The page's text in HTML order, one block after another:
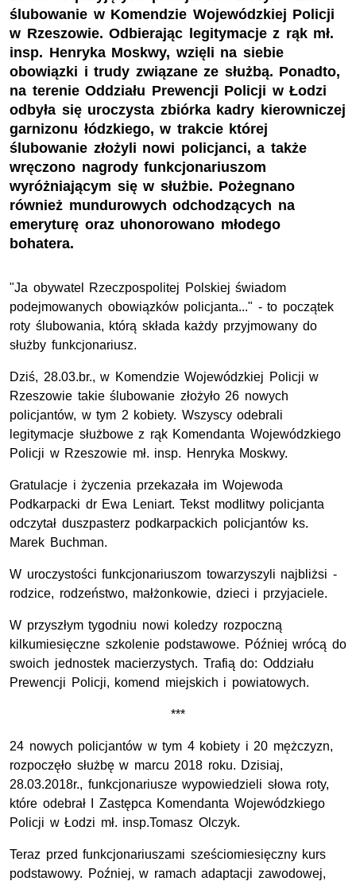
ślubowanie w Komendzie Wojewódzkiej Policji
w Rzeszowie. Odbierając legitymacje z rąk mł.
insp. Henryka Moskwy, wzięli na siebie
obowiązki i trudy związane ze służbą. Ponadto,
na terenie Oddziału Prewencji Policji w Łodzi
odbyła się uroczysta zbiórka kadry kierowniczej
garnizonu łódzkiego, w trakcie której
ślubowanie złożyli nowi policjanci, a także
wręczono nagrody funkcjonariuszom
wyróżniającym się w służbie. Pożegnano
również mundurowych odchodzących na
emeryturę oraz uhonorowano młodego
bohatera.
"Ja obywatel Rzeczpospolitej Polskiej świadom
podejmowanych obowiązków policjanta..." - to początek
roty ślubowania, którą składa każdy przyjmowany do
służby funkcjonariusz.
Dziś, 28.03.br., w Komendzie Wojewódzkiej Policji w
Rzeszowie takie ślubowanie złożyło 26 nowych
policjantów, w tym 2 kobiety. Wszyscy odebrali
legitymacje służbowe z rąk Komendanta Wojewódzkiego
Policji w Rzeszowie mł. insp. Henryka Moskwy.
Gratulacje i życzenia przekazała im Wojewoda
Podkarpacki dr Ewa Leniart. Tekst modlitwy policjanta
odczytał duszpasterz podkarpackich policjantów ks.
Marek Buchman.
W uroczystości funkcjonariuszom towarzyszyli najbliżsi -
rodzice, rodzeństwo, małżonkowie, dzieci i przyjaciele.
W przyszłym tygodniu nowi koledzy rozpoczną
kilkumiesięczne szkolenie podstawowe. Później wrócą do
swoich jednostek macierzystych. Trafią do: Oddziału
Prewencji Policji, komend miejskich i powiatowych.
***
24 nowych policjantów w tym 4 kobiety i 20 mężczyzn,
rozpoczęło służbę w marcu 2018 roku. Dzisiaj,
28.03.2018r., funkcjonariusze wypowiedzieli słowa roty,
które odebrał I Zastępca Komendanta Wojewódzkiego
Policji w Łodzi mł. insp.Tomasz Olczyk.
Teraz przed funkcjonariuszami sześciomiesięczny kurs
podstawowy. Poźniej, w ramach adaptacji zawodowej,